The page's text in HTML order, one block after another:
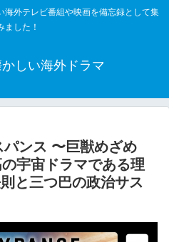
海外テレビ番組や映画を備忘録として集
ました！
しい海外ドラマ
パンス 〜巨獣めざめ
宇宙ドラマである理
と三つ巴の政治サス